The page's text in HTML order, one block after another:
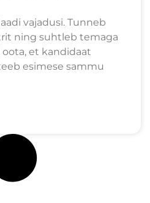
vajadusi. Tunneb
ning suhtleb temaga
et kandidaat
esimese sammu